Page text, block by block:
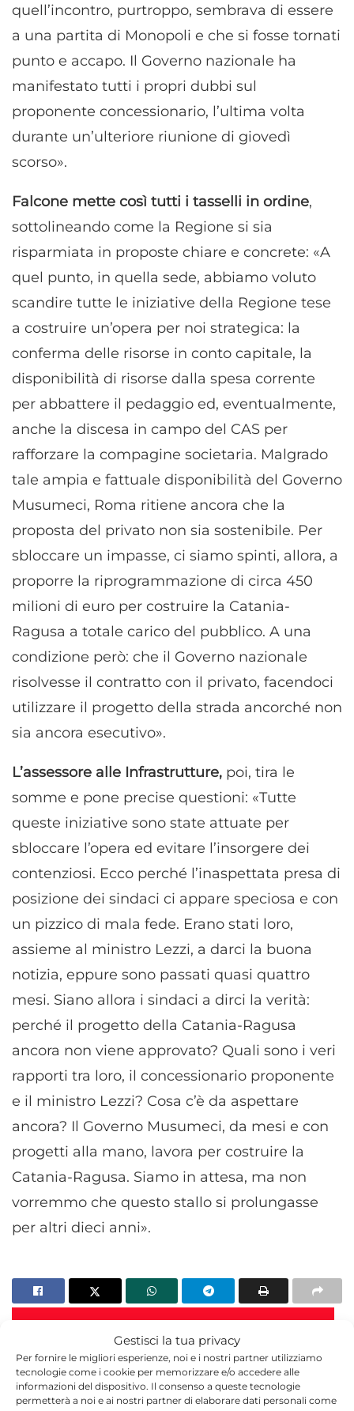
Gestisci la tua privacy
Per fornire le migliori esperienze, noi e i nostri partner utilizziamo
tecnologie come i cookie per memorizzare e/o accedere alle
informazioni del dispositivo. Il consenso a queste tecnologie
permetterà a noi e ai nostri partner di elaborare dati personali come
quell’incontro, purtroppo, sembrava di essere
a una partita di Monopoli e che si fosse tornati
punto e accapo. Il Governo nazionale ha
manifestato tutti i propri dubbi sul
proponente concessionario, l’ultima volta
durante un’ulteriore riunione di giovedì
scorso».
Falcone mette così tutti i tasselli in ordine,
sottolineando come la Regione si sia
risparmiata in proposte chiare e concrete: «A
quel punto, in quella sede, abbiamo voluto
scandire tutte le iniziative della Regione tese
a costruire un’opera per noi strategica: la
conferma delle risorse in conto capitale, la
disponibilità di risorse dalla spesa corrente
per abbattere il pedaggio ed, eventualmente,
anche la discesa in campo del CAS per
rafforzare la compagine societaria. Malgrado
tale ampia e fattuale disponibilità del Governo
Musumeci, Roma ritiene ancora che la
proposta del privato non sia sostenibile. Per
sbloccare un impasse, ci siamo spinti, allora, a
proporre la riprogrammazione di circa 450
milioni di euro per costruire la Catania-
Ragusa a totale carico del pubblico. A una
condizione però: che il Governo nazionale
risolvesse il contratto con il privato, facendoci
utilizzare il progetto della strada ancorché non
sia ancora esecutivo».
L’assessore alle Infrastrutture, poi, tira le
somme e pone precise questioni: «Tutte
queste iniziative sono state attuate per
sbloccare l’opera ed evitare l’insorgere dei
contenziosi. Ecco perché l’inaspettata presa di
posizione dei sindaci ci appare speciosa e con
un pizzico di mala fede. Erano stati loro,
assieme al ministro Lezzi, a darci la buona
notizia, eppure sono passati quasi quattro
mesi. Siano allora i sindaci a dirci la verità:
perché il progetto della Catania-Ragusa
ancora non viene approvato? Quali sono i veri
rapporti tra loro, il concessionario proponente
e il ministro Lezzi? Cosa c’è da aspettare
ancora? Il Governo Musumeci, da mesi e con
progetti alla mano, lavora per costruire la
Catania-Ragusa. Siamo in attesa, ma non
vorremmo che questo stallo si prolungasse
per altri dieci anni».
TORNA IN POLITICA